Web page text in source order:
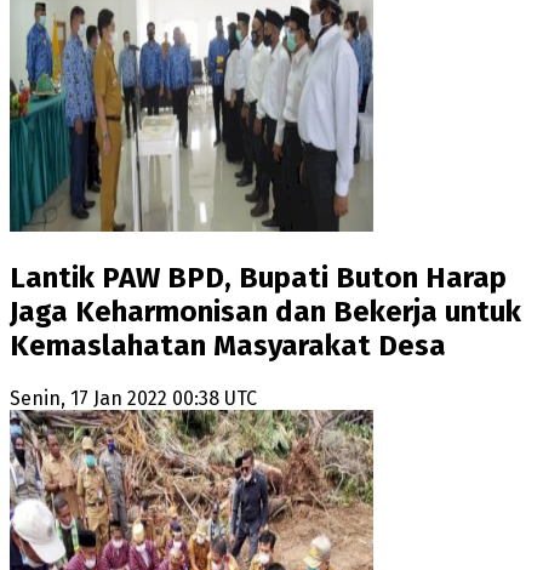
Lantik PAW BPD, Bupati Buton Harap
Jaga Keharmonisan dan Bekerja untuk
Kemaslahatan Masyarakat Desa
Senin, 17 Jan 2022 00:38 UTC